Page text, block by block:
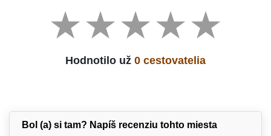
Hodnotilo už 0 cestovatelia
Bol (a) si tam? Napíš recenziu tohto miesta